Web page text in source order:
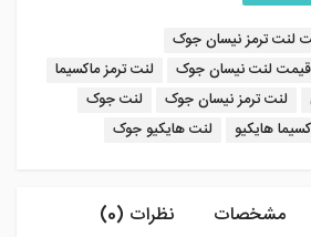
لنت ترمز نیسان جوک
قیمت لنت نیسان جوک
لنت ترمز ماکسیما
لنت ترمز نیسان جوک
لنت جوک
هایکیو لنت هایکیو جوک
مشخصات نظرات (0)